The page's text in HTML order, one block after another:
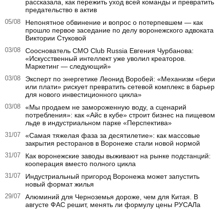
рассказала, как пережить уход всей команды и превратить
предательство в актив
05/08
Непонятное обвинение и вопрос о потерпевшем — как
прошло первое заседание по делу воронежского адвоката
Виктории Стуковой
03/08
Сооснователь CMO Club Russia Евгения Чурбанова:
«Искусственный интеллект уже уволил креаторов.
Маркетинг — следующий»
03/08
Эксперт по энергетике Леонид Воробей: «Механизм «бери
или плати» рискует превратить сетевой комплекс в барьер
для нового инвестиционного цикла»
03/08
«Мы продаем не замороженную воду, а сценарий
потребления»: как «Айс в кубе» строит бизнес на пищевом
льде в индустриальном парке «Перспектива»
31/07
«Самая тяжелая фаза за десятилетие»: как массовые
закрытия ресторанов в Воронеже стали новой нормой
31/07
Как воронежские заводы выживают на рынке подстанций:
кооперация вместо полного цикла
31/07
Индустриальный пригород Воронежа может запустить
новый формат жилья
29/07
Алюминий для Черноземья дороже, чем для Китая. В
августе ФАС решит, менять ли формулу цены РУСАЛа